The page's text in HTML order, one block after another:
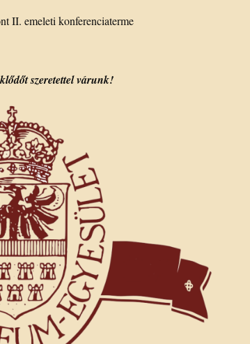
II. emeleti konferenciaterme
szeretettel várunk!